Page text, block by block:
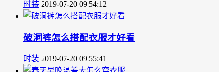
时装 2019-07-20 09:54:12
破洞裤怎么搭配衣服才好看
时装 2019-07-20 09:55:41